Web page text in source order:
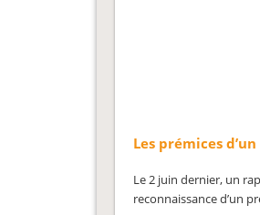
Les prémices
Le 2 juin dernier, un
reconnaissance d’un